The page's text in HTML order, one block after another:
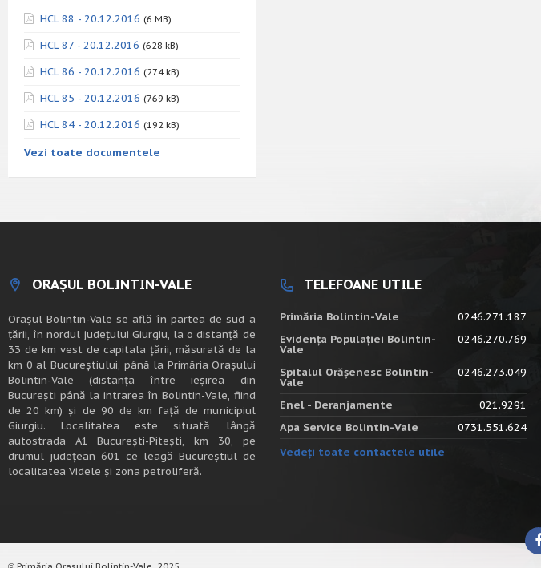
HCL 88 - 20.12.2016 (6 MB)
HCL 87 - 20.12.2016 (628 kB)
HCL 86 - 20.12.2016 (274 kB)
HCL 85 - 20.12.2016 (769 kB)
HCL 84 - 20.12.2016 (192 kB)
Vezi toate documentele
ORAȘUL BOLINTIN-VALE
Oraşul Bolintin-Vale se află în partea de sud a
ţării, în nordul judeţului Giurgiu, la o distanţă de
33 de km vest de capitala țării, măsurată de la
km 0 al Bucureștiului, până la Primăria Orașului
Bolintin-Vale (distanța între ieșirea din
București până la intrarea în Bolintin-Vale, fiind
de 20 km) şi de 90 de km faţă de municipiul
Giurgiu. Localitatea este situată lângă
autostrada A1 Bucureşti-Piteşti, km 30, pe
drumul judeţean 601 ce leagă Bucureştiul de
localitatea Videle şi zona petroliferă.
TELEFOANE UTILE
Primăria Bolintin-Vale
0246.271.187
Evidența Populației Bolintin-
Vale
0246.270.769
Spitalul Orășenesc Bolintin-
Vale
0246.273.049
Enel - Deranjamente
021.9291
Apa Service Bolintin-Vale
0731.551.624
Vedeți toate contactele utile